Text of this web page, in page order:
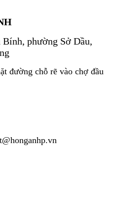
phường Sở Dầu,
đường chỗ rẽ vào chợ đầu